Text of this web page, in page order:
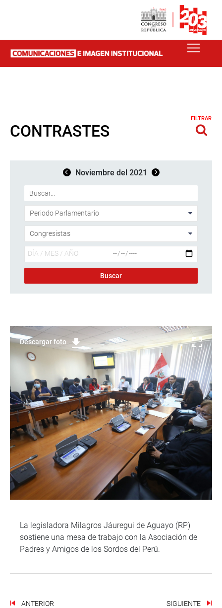
CONTRASTES
FILTRAR
Noviembre del 2021
Descargar foto
La legisladora Milagros Jáuregui de Aguayo (RP)
sostiene una mesa de trabajo con la Asociación de
Padres y Amigos de los Sordos del Perú.
ANTERIOR SIGUIENTE